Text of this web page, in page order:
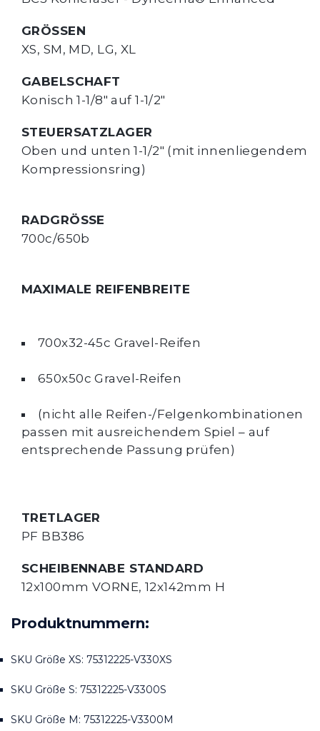
GRÖSSEN
XS, SM, MD, LG, XL
GABELSCHAFT
Konisch 1-1/8" auf 1-1/2"
STEUERSATZLAGER
Oben und unten 1-1/2" (mit innenliegendem
Kompressionsring)
RADGRÖSSE
700c/650b
MAXIMALE REIFENBREITE
700x32-45c Gravel-Reifen
650x50c Gravel-Reifen
(nicht alle Reifen-/Felgenkombinationen
passen mit ausreichendem Spiel – auf
entsprechende Passung prüfen)
TRETLAGER
PF BB386
SCHEIBENNABE STANDARD
12x100mm VORNE, 12x142mm H
Produktnummern:
SKU Größe XS: 75312225-V330XS
SKU Größe S: 75312225-V3300S
SKU Größe M: 75312225-V3300M